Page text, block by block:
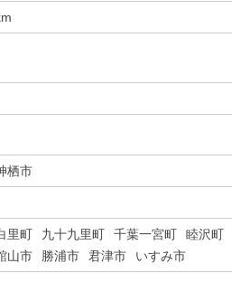
栖市
里町 九十九里町 千葉一宮町 睦沢町
山市 勝浦市 君津市 いすみ市